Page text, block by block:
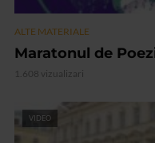
ALTE MATERIALE
Maratonul de
1.608 vizualizari
VIDEO